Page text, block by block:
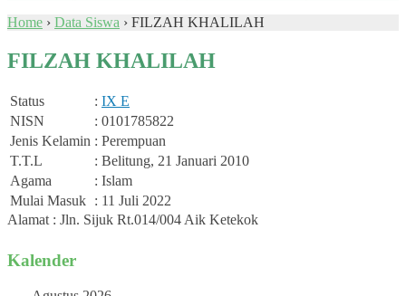
Home › Data Siswa › FILZAH KHALILAH
FILZAH KHALILAH
Status : IX E
NISN
: 0101785822
Jenis Kelamin : Perempuan
T.T.L
: Belitung, 21 Januari 2010
Agama
: Islam
Mulai Masuk : 11 Juli 2022
Alamat : Jln. Sijuk Rt.014/004 Aik Ketekok
Kalender